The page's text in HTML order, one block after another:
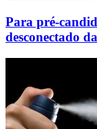
Para pré-
desconectado